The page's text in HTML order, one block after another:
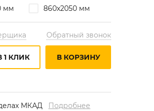
мм
860х2050 мм
Обратный звонок
1 КЛИК В КОРЗИНУ
МКАД Подробнее